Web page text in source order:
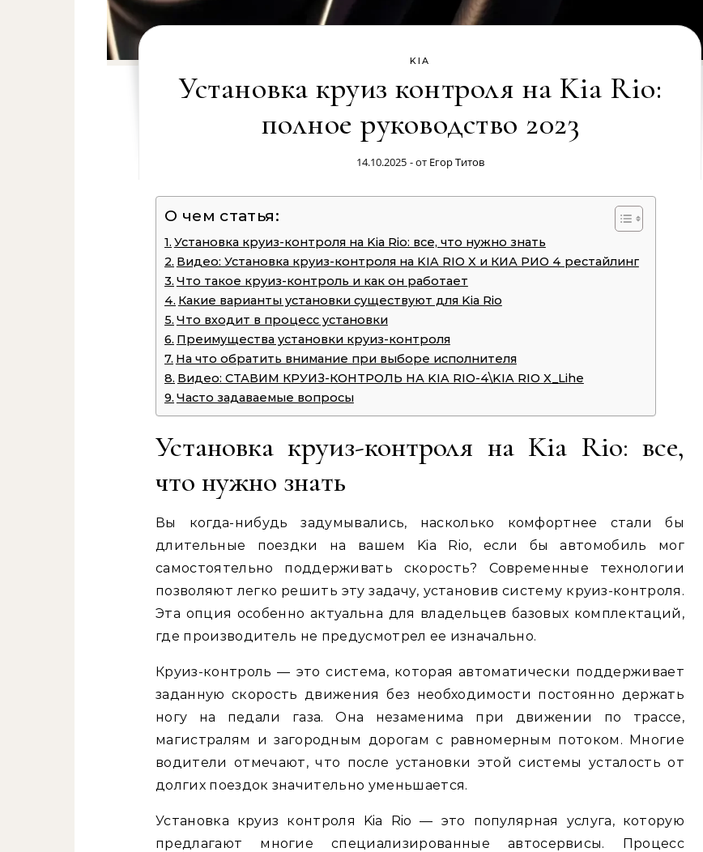
KIA
Установка круиз контроля на Kia Rio:
полное руководство 2023
14.10.2025 - от Егор Титов
О чем статья:
Установка круиз-контроля на Kia Rio: все, что нужно знать
Видео: Установка круиз-контроля на KIA RIO X и КИА РИО 4 рестайлинг
Что такое круиз-контроль и как он работает
Какие варианты установки существуют для Kia Rio
Что входит в процесс установки
Преимущества установки круиз-контроля
На что обратить внимание при выборе исполнителя
Видео: СТАВИМ КРУИЗ-КОНТРОЛЬ НА KIA RIO-4\KIA RIO X_Lihe
Часто задаваемые вопросы
Установка круиз-контроля на Kia Rio: все,
что нужно знать
Вы когда-нибудь задумывались, насколько комфортнее стали бы
длительные поездки на вашем Kia Rio, если бы автомобиль мог
самостоятельно поддерживать скорость? Современные технологии
позволяют легко решить эту задачу, установив систему круиз-контроля.
Эта опция особенно актуальна для владельцев базовых комплектаций,
где производитель не предусмотрел ее изначально.
Круиз-контроль — это система, которая автоматически поддерживает
заданную скорость движения без необходимости постоянно держать
ногу на педали газа. Она незаменима при движении по трассе,
магистралям и загородным дорогам с равномерным потоком. Многие
водители отмечают, что после установки этой системы усталость от
долгих поездок значительно уменьшается.
Установка круиз контроля Kia Rio — это популярная услуга, которую
предлагают многие специализированные автосервисы. Процесс